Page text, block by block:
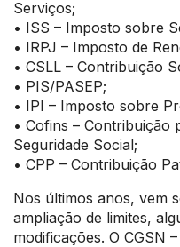
Serviços;
• ISS – Imposto sobre
• IRPJ – Imposto de
• CSLL – Contribuição
• PIS/PASEP;
• IPI – Imposto sobre
• Cofins – Contribuição
Seguridade Social;
• CPP – Contribuição
Nos últimos anos, vem
ampliação de limites,
modificações. O CGSN